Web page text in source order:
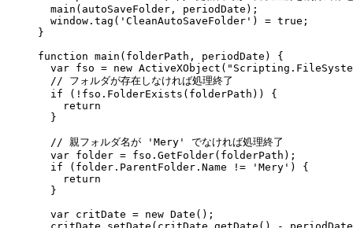
  main(autoSaveFolder, periodDate);
  window.tag('CleanAutoSaveFolder') = true;
}
function main(folderPath, periodDate) {
var fso = new
  // フォルダが存在しなければ処理終了
  if (!fso.FolderExists(folderPath)) {
    return
  }
  // 親フォルダ名が 'Mery' でなければ処理終了
  var folder = fso.GetFolder(folderPath);
  if (folder.ParentFolder.Name != 'Mery') {
    return
  }
  var critDate = new Date();